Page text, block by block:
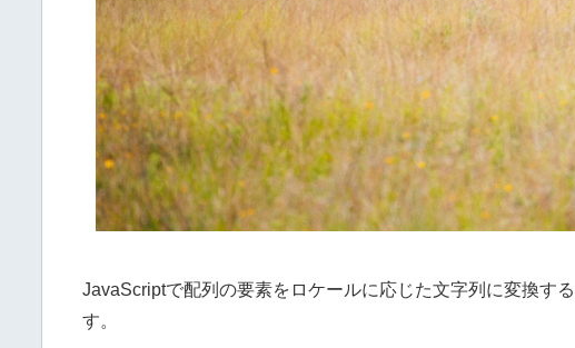
JavaScriptで配列の要素をロケールに応じた文字列に変換する
す。